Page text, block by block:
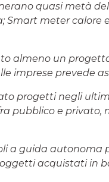
quasi metà
Smart meter calore
almeno un
imprese prevede
progetti negli
pubblico e privato,
a guida autonoma
acquistati in